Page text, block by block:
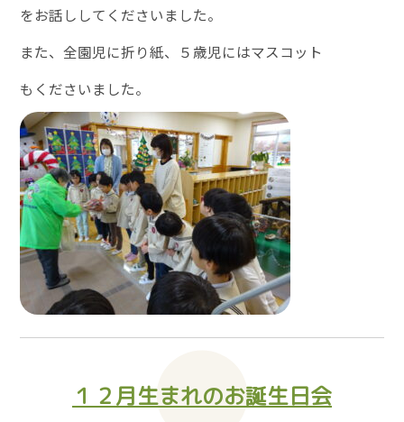
をお話ししてくださいました。
また、全園児に折り紙、５歳児にはマスコット
もくださいました。
１２月生まれのお誕生日会